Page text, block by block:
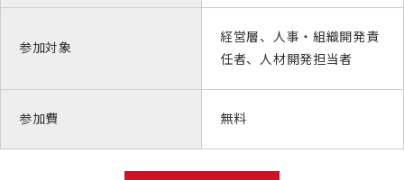
参加対象
経営層、人事・組織開発責
任者、人材開発担当者
参加費 無料